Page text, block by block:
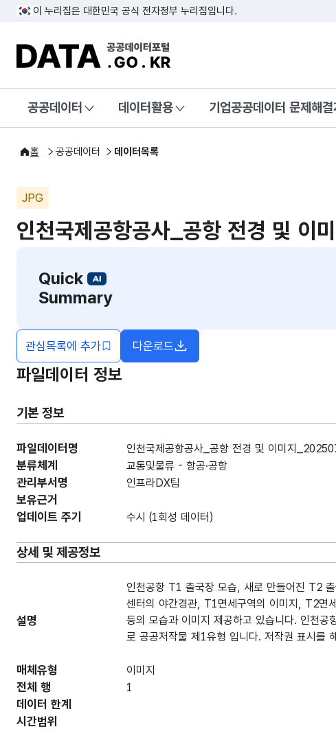
이 누리집은 대한민국 공식 전자정부 누리집입니다.
DATA.GO.KR 공공데이터포털
공공데이터 데이터활용 기업공공데이터 문제해결
홈 공공데이터 데이터목록
JPG
인천국제공항공사_공항 전경 및 이미
Quick
Summary
관심목록에 추가 다운로드
파일데이터 정보
기본 정보
파일데이터명 인천국제공항공사_공항 전경 및 이미지
분류체계 교통및물류 - 항공·공항
관리부서명 인프라DX팀
보유근거
업데이트 주기
수시 (1회성 데이터)
상세 및 제공정보
설명
인천공항 T1 출국장 모습, 새로 만들어진 T2
센터의 야간경관, T1면세구역의 이미지, T2면
등의 모습과 이미지 제공하고 있습니다. 인천
로 공공저작물 제1유형 입니다. 저작권 표시를
매체유형 이미지
전체 행 1
데이터 한계
시간범위